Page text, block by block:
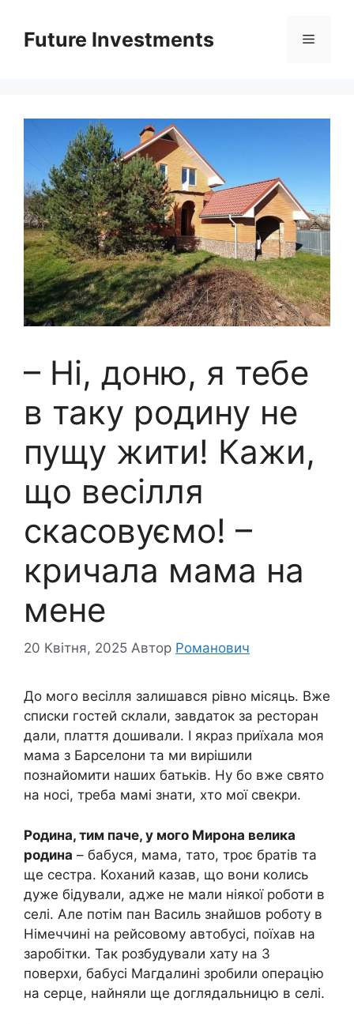
вмістуFuture Investments Меню
– Ні, доню, я тебе
в таку родину не
пущу жити! Кажи,
що весілля
скасовуємо! –
кричала мама на
мене
20 Квітня, 2025 Автор Романович
До мого весілля залишався рівно місяць. Вже
списки гостей склали, завдаток за ресторан
дали, плаття дошивали. І якраз приїхала моя
мама з Барселони та ми вирішили
познайомити наших батьків. Ну бо вже свято
на носі, треба мамі знати, хто мої свекри.
Родина, тим паче, у мого Мирона велика
родина – бабуся, мама, тато, троє братів та
ще сестра. Коханий казав, що вони колись
дуже бідували, адже не мали ніякої роботи в
селі. Але потім пан Василь знайшов роботу в
Німеччині на рейсовому автобусі, поїхав на
заробітки. Так розбудували хату на 3
поверхи, бабусі Магдалині зробили операцію
на серце, найняли ще доглядальницю в селі.